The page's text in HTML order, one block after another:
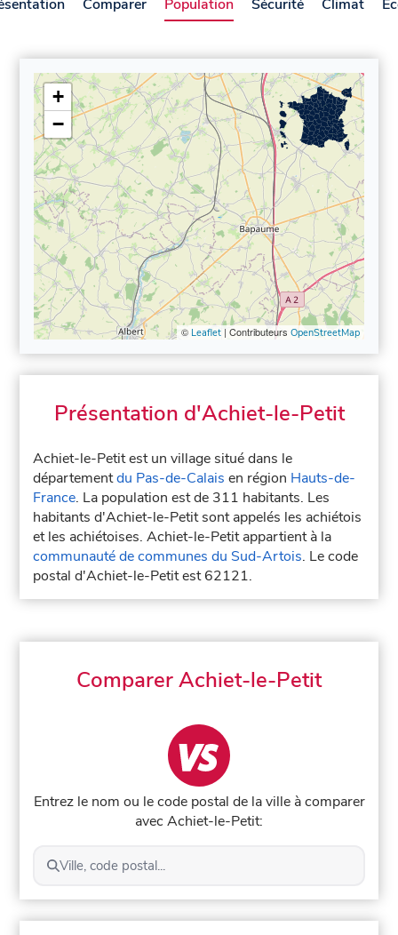
Comparer Population Sécurité Climat
+
−
© Leaflet| Contributeurs OpenStreetMap
Présentation d'Achiet-le-Petit
Achiet-le-Petit est un village situé dans le
départementdu Pas-de-Calais en région Hauts-de-
France. La population est de 311 habitants. Les
habitants d'Achiet-le-Petit sont appelés les achiétois
et les achiétoises. Achiet-le-Petit appartient à la
communauté de communes du Sud-Artois. Le code
postal d'Achiet-le-Petit est 62121.
Comparer Achiet-le-Petit
Entrez le nom ou le code postal de la ville à comparer
avec Achiet-le-Petit:
Ville, code postal...